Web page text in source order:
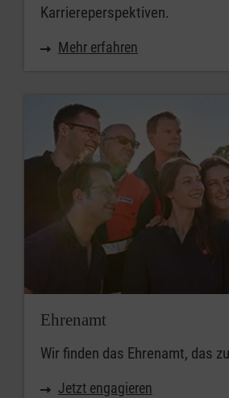
Karriereperspektiven.
Mehr erfahren
Ehrenamt
Wir finden das Ehrenamt, das
Jetzt engagieren